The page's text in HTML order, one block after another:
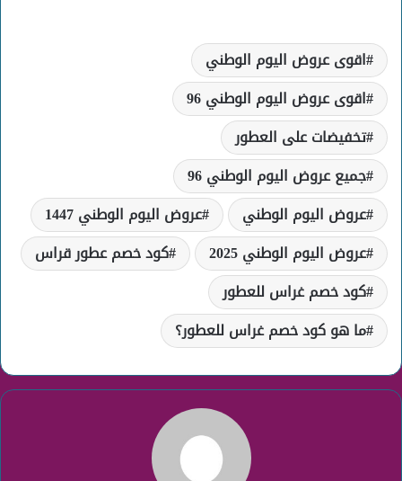
اقوى عروض اليوم الوطني
اقوى عروض اليوم الوطني 96
تخفيضات على العطور
جميع عروض اليوم الوطني 96
عروض اليوم الوطني
عروض اليوم الوطني 1447
عروض اليوم الوطني 2025
كود خصم عطور قراس
كود خصم غراس للعطور
ما هو كود خصم غراس للعطور؟